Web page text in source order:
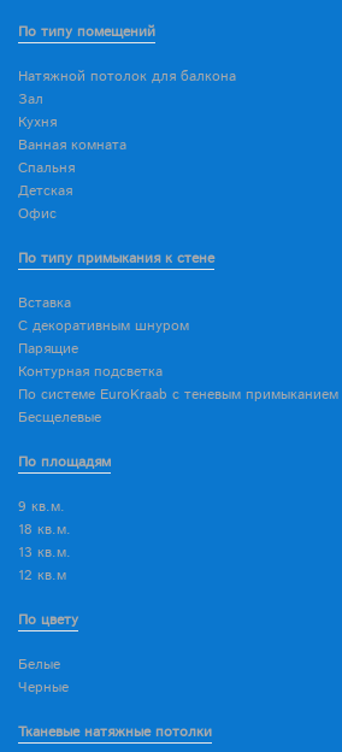
По типу помещений
Натяжной потолок для балкона
Зал
Кухня
Ванная комната
Спальня
Детская
Офис
По типу примыкания к стене
Вставка
С декоративным шнуром
Парящие
Контурная подсветка
По системе EuroKraab с теневым примыканием
Бесщелевые
По площадям
9 кв.м.
18 кв.м.
13 кв.м.
12 кв.м
По цвету
Белые
Черные
Тканевые натяжные потолки